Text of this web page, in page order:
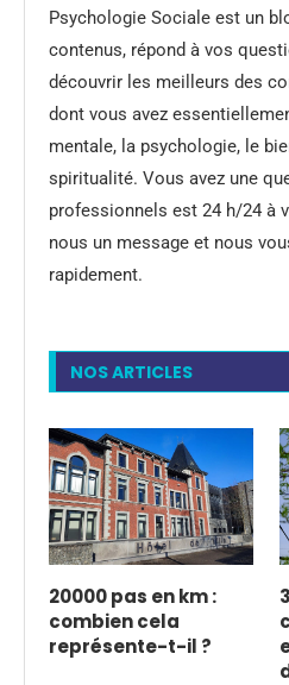
Psychologie Sociale est un
contenus, répond à vos
découvrir les meilleurs des
dont vous avez
mentale, la psychologie, le
spiritualité. Vous avez une
professionnels est 24 h/24 à
nous un message et nous
rapidement.
NOS ARTICLES
20000 pas en km :
combien cela
représente-t-il ?